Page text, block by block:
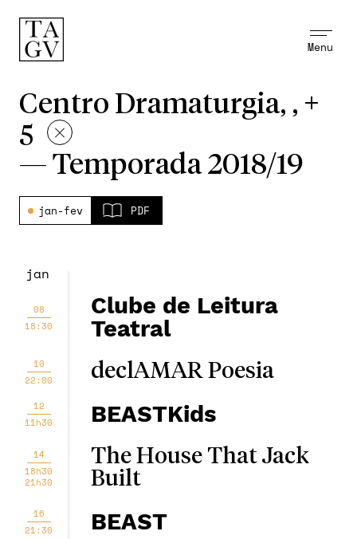
Menu
Centro Dramaturgia, , +
5
— Temporada 2018/19
jan-fev PDF
jan
08
18:30
Clube de Leitura
Teatral
10
22:00
declAMAR Poesia
12
11h30
BEASTKids
14
18h30
21h30
The House That Jack
Built
16
21:30
BEAST